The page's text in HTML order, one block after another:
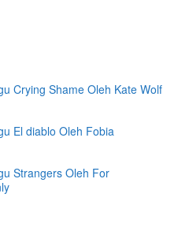
Crying Shame Oleh Kate Wolf
El diablo Oleh Fobia
Strangers Oleh For